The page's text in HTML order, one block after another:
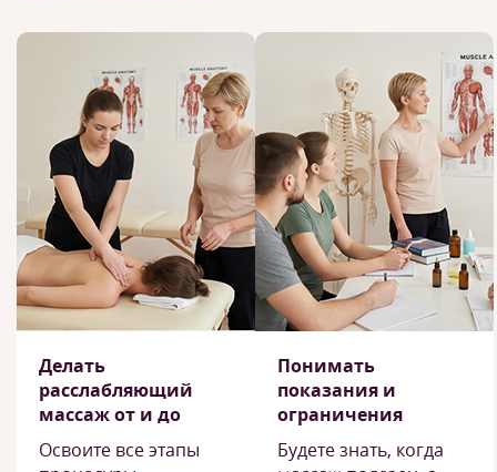
Делать
расслабляющий
массаж от и до
Освоите все этапы
Понимать
показания и
ограничения
Будете знать, когда